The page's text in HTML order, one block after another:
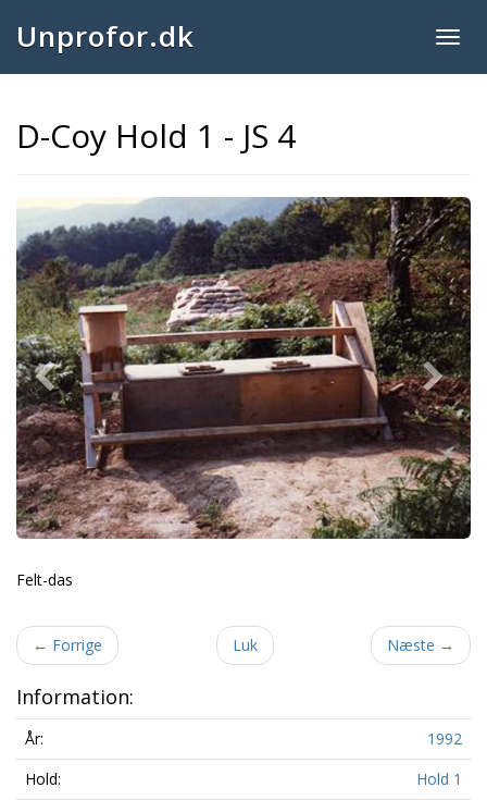
Unprofor.dk
D-Coy Hold 1 - JS 4
Previous Next
Felt-das
← Forrige Luk Næste →
Information:
År:
1992
Hold:
Hold 1